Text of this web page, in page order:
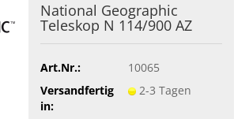
Celestron
Meade
Skywatcher
H-Beta Filter
OIII-Filter
National Geographic
Teleskop N 114/900 AZ
Art.Nr.:
10065
Versandfertig
in:
2-3 Tagen